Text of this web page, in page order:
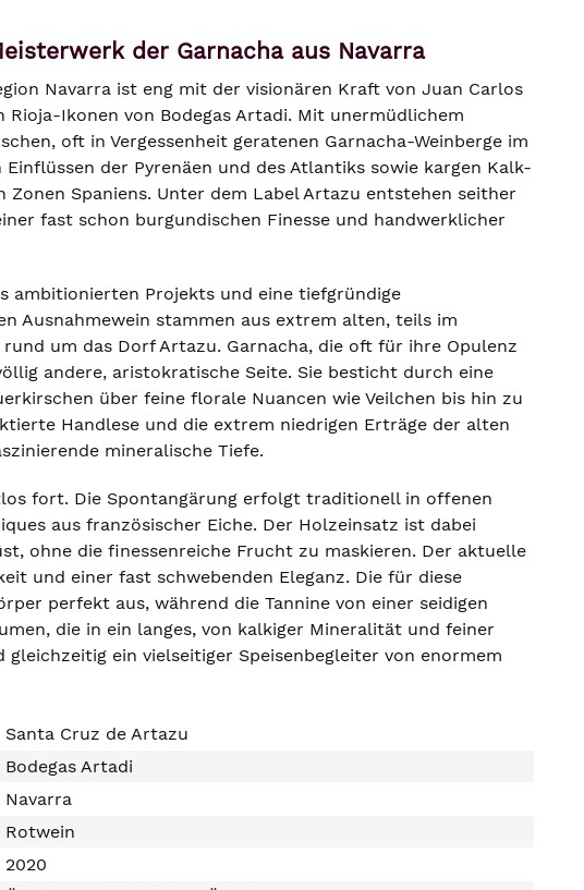
der Garnacha aus Navarra
Navarra ist eng mit der visionären Kraft von Juan Carlos
Ikonen von Bodegas Artadi. Mit unermüdlichem
oft in Vergessenheit geratenen Garnacha-Weinberge im
der Pyrenäen und des Atlantiks sowie kargen Kalk-
Spaniens. Unter dem Label Artazu entstehen seither
fast schon burgundischen Finesse und handwerklicher
ambitionierten Projekts und eine tiefgründige
Ausnahmewein stammen aus extrem alten, teils im
um das Dorf Artazu. Garnacha, die oft für ihre Opulenz
andere, aristokratische Seite. Sie besticht durch eine
über feine florale Nuancen wie Veilchen bis hin zu
Handlese und die extrem niedrigen Erträge der alten
mineralische Tiefe.
fort. Die Spontangärung erfolgt traditionell in offenen
aus französischer Eiche. Der Holzeinsatz ist dabei
ohne die finessenreiche Frucht zu maskieren. Der aktuelle
und einer fast schwebenden Eleganz. Die für diese
perfekt aus, während die Tannine von einer seidigen
die in ein langes, von kalkiger Mineralität und feiner
ein vielseitiger Speisenbegleiter von enormem
Santa Cruz de Artazu
Bodegas Artadi
Navarra
Rotwein
2020